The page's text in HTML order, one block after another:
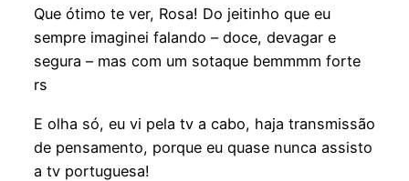
Que ótimo te ver, Rosa! Do jeitinho que eu
sempre imaginei falando – doce, devagar e
segura – mas com um sotaque bemmmm forte
rs
E olha só, eu vi pela tv a cabo, haja transmissão
de pensamento, porque eu quase nunca assisto
a tv portuguesa!